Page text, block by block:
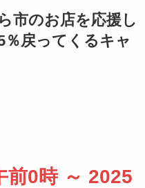
市のお店を応援し
％戻ってくるキャ
前0時 ～ 2025